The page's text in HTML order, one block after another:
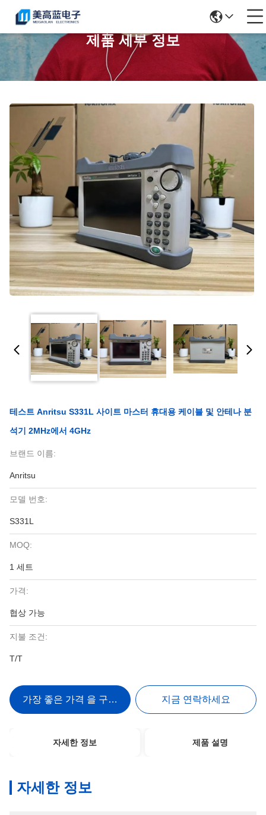
제품 세부 정보
테스트 Anritsu S331L 사이트 마스터 휴대용 케이블 및 안테나 분
석기 2MHz에서 4GHz
브랜드 이름:
Anritsu
모델 번호:
S331L
MOQ:
1 세트
가격:
협상 가능
지불 조건:
T/T
가장 좋은 가격 을 구하라 지금 연락하세요
자세한 정보 제품 설명
자세한 정보